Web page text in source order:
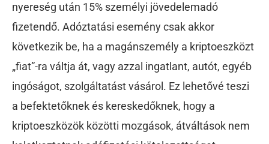
nyereség után 15% személyi jövedelemadó
fizetendő. Adóztatási esemény csak akkor
következik be, ha a magánszemély a kriptoeszközt
„fiat”-ra váltja át, vagy azzal ingatlant, autót, egyéb
ingóságot, szolgáltatást vásárol. Ez lehetővé teszi
a befektetőknek és kereskedőknek, hogy a
kriptoeszközök közötti mozgások, átváltások nem